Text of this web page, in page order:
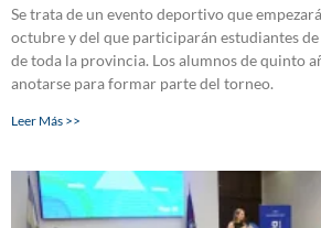
Se trata de un evento deportivo que
octubre y del que participarán estudiantes
de toda la provincia. Los alumnos de quinto
anotarse para formar parte del torneo.
Leer Más >>